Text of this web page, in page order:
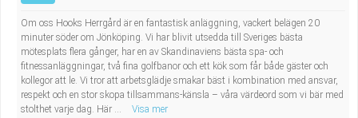
Om oss Hooks Herrgård är en fantastisk anläggning, vackert belägen 20
minuter söder om Jönköping. Vi har blivit utsedda till Sveriges bästa
mötesplats flera gånger, har en av Skandinaviens bästa spa- och
fitnessanläggningar, två fina golfbanor och ett kök som får både gäster och
kollegor att le. Vi tror att arbetsglädje smakar bäst i kombination med ansvar,
respekt och en stor skopa tillsammans-känsla – våra värdeord som vi bär med
stolthet varje dag. Här ...
Visa mer